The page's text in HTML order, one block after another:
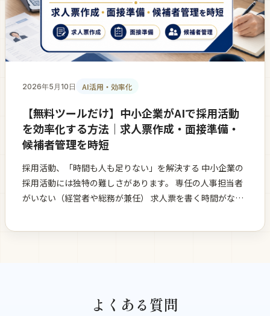
2026年5月10日 AI活用・効率化
【無料ツールだけ】中小企業がAIで採用活動
を効率化する方法｜求人票作成・面接準備・
候補者管理を時短
採用活動、「時間も人も足りない」を解決する 中小企業の
採用活動には独特の難しさがあります。 専任の人事担当者
がいない（経営者や総務が兼任） 求人票を書く時間がない
理 […]
よくある質問